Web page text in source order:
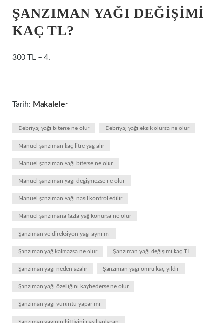
ŞANZIMAN YAĞI DEĞIŞIMI
KAÇ TL?
300 TL – 4.
Tarih: Makaleler
Debriyaj yağı biterse ne olur Debriyaj yağı eksik olursa ne olur
Manuel şanzıman kaç litre yağ alır
Manuel şanzıman yağı biterse ne olur
Manuel şanzıman yağı değişmezse ne olur
Manuel şanzıman yağı nasıl kontrol edilir
Manuel şanzımana fazla yağ konursa ne olur
Şanzıman ve direksiyon yağı aynı mı
Şanzıman yağ kalmazsa ne olur Şanzıman yağı değişimi kaç TL
Şanzıman yağı neden azalır Şanzıman yağı ömrü kaç yıldır
Şanzıman yağı özelliğini kaybederse ne olur
Şanzıman yağı vuruntu yapar mı
Şanzıman yağının bittiğini nasıl anlarsın